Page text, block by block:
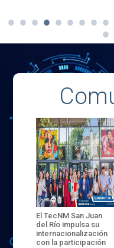
El TecNM San Juan
del Río impulsa su
internacionalización
con la participación